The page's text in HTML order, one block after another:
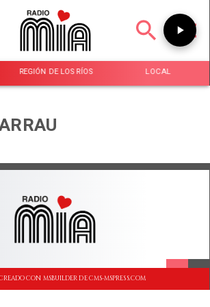
REGIÓN DE LOS RÍOS LOCAL
CON MSBUILDER DE CMS-MSPRESS.COM